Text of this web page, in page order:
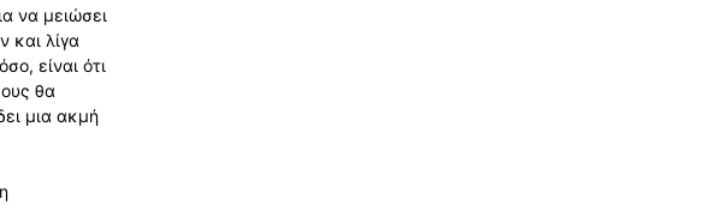
να μειώσει
και λίγα
είναι ότι
θα
μια ακμή